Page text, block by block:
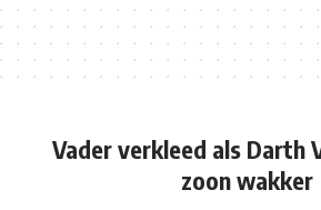
Vader verkleed als Darth
zoon wakker